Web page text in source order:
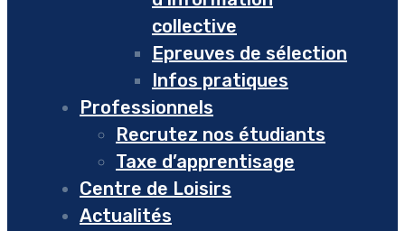
collective
Epreuves de sélection
Infos pratiques
Professionnels
Recrutez nos étudiants
Taxe d’apprentisage
Centre de Loisirs
Actualités